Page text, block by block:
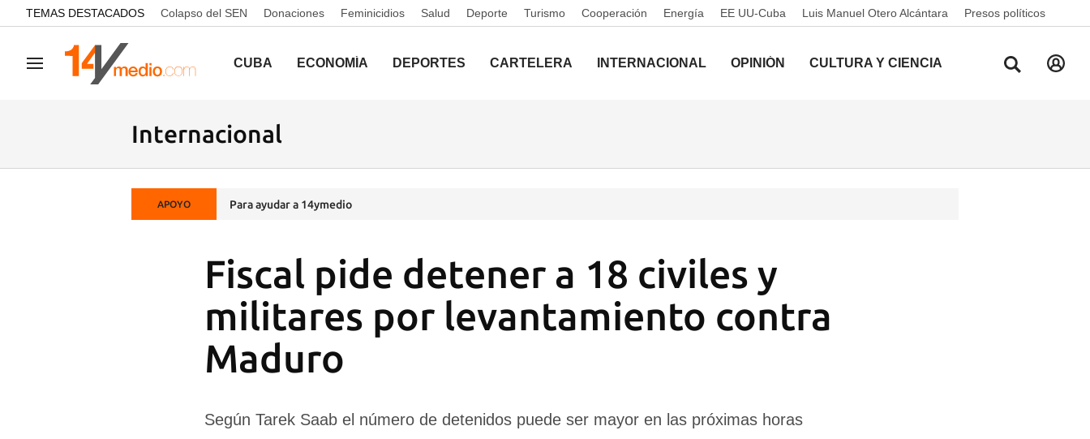
common.go-to-content
TEMAS DESTACADOS Colapso del SEN Donaciones Feminicidios Salud Deporte Turismo Cooperación Energía EE UU-Cuba Luis Manuel Otero Alcántara Presos políticos
Navegación CUBA ECONOMÍA DEPORTES CARTELERA INTERNACIONAL OPINIÓN CULTURA Y CIENCIA
Internacional
APOYO Para ayudar a 14ymedio
Fiscal pide detener a 18 civiles y
militares por levantamiento contra
Maduro
Según Tarek Saab el número de detenidos puede ser mayor en las próximas horas